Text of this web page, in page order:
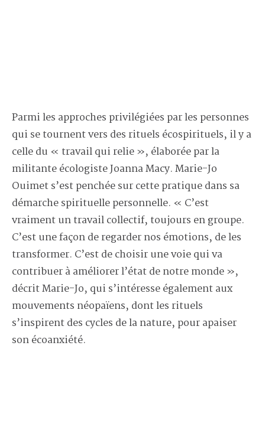
Parmi les approches privilégiées par les personnes
qui se tournent vers des rituels écospirituels, il y a
celle du « travail qui relie », élaborée par la
militante écologiste Joanna Macy. Marie-Jo
Ouimet s’est penchée sur cette pratique dans sa
démarche spirituelle personnelle. « C’est
vraiment un travail collectif, toujours en groupe.
C’est une façon de regarder nos émotions, de les
transformer. C’est de choisir une voie qui va
contribuer à améliorer l’état de notre monde »,
décrit Marie-Jo, qui s’intéresse également aux
mouvements néopaïens, dont les rituels
s’inspirent des cycles de la nature, pour apaiser
son écoanxiété.